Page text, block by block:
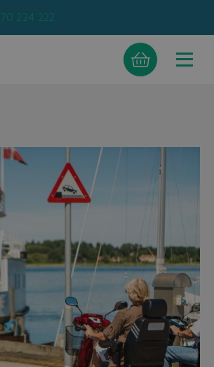
70 224 222